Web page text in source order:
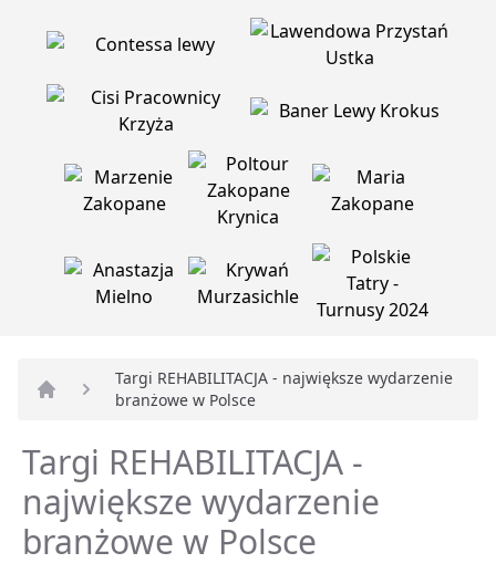
Strona główna
Targi REHABILITACJA - największe wydarzenie
branżowe w Polsce
Targi REHABILITACJA -
największe wydarzenie
branżowe w Polsce